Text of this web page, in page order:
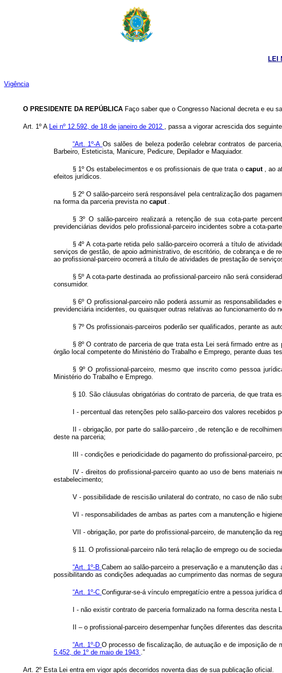
LEI
Vigência
O PRESIDENTE DA REPÚBLICA Faço saber que o Congresso Nacional decreta e eu
Art. 1º A Lei nº 12.592, de 18 de janeiro de 2012 , passa a vigorar acrescida dos
“Art. 1º-A Os salões de beleza poderão celebrar contratos de
Barbeiro, Esteticista, Manicure, Pedicure, Depilador e Maquiador.
§ 1º Os estabelecimentos e os profissionais de que trata o caput , ao
efeitos jurídicos.
§ 2º O salão-parceiro será responsável pela centralização dos
na forma da parceria prevista no caput .
§ 3º O salão-parceiro realizará a retenção de sua cota-parte
previdenciárias devidos pelo profissional-parceiro incidentes sobre a cota-
§ 4º A cota-parte retida pelo salão-parceiro ocorrerá a título de
serviços de gestão, de apoio administrativo, de escritório, de cobrança e de
ao profissional-parceiro ocorrerá a título de atividades de prestação de
§ 5º A cota-parte destinada ao profissional-parceiro não será
consumidor.
§ 6º O profissional-parceiro não poderá assumir as
previdenciária incidentes, ou quaisquer outras relativas ao funcionamento do
§ 7º Os profissionais-parceiros poderão ser qualificados, perante as
§ 8º O contrato de parceria de que trata esta Lei será firmado entre
órgão local competente do Ministério do Trabalho e Emprego, perante duas
§ 9º O profissional-parceiro, mesmo que inscrito como pessoa
Ministério do Trabalho e Emprego.
§ 10. São cláusulas obrigatórias do contrato de parceria, de que trata
I - percentual das retenções pelo salão-parceiro dos valores
II - obrigação, por parte do salão-parceiro ,de retenção e de
deste na parceria;
III - condições e periodicidade do pagamento do profissional-parceiro,
IV - direitos do profissional-parceiro quanto ao uso de bens
estabelecimento;
V - possibilidade de rescisão unilateral do contrato, no caso de não
VI - responsabilidades de ambas as partes com a manutenção e
VII - obrigação, por parte do profissional-parceiro, de manutenção da
§ 11. O profissional-parceiro não terá relação de emprego ou de
“Art. 1º-B Cabem ao salão-parceiro a preservação e a manutenção
possibilitando as condições adequadas ao cumprimento das normas de
“Art. 1º-C Configurar-se-á vínculo empregatício entre a pessoa jurídica
I - não existir contrato de parceria formalizado na forma descrita nesta
II – o profissional-parceiro desempenhar funções diferentes das
“Art. 1º-DO processo de fiscalização, de autuação e de imposição de
5.452, de 1º de maio de 1943 .”
Art. 2º Esta Lei entra em vigor após decorridos noventa dias de sua publicação oficial.